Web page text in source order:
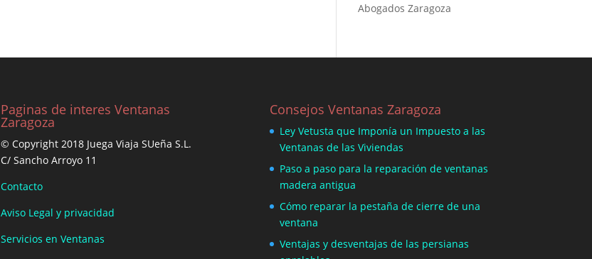
Abogados Zaragoza
Paginas de interes Ventanas
Zaragoza
© Copyright 2018 Juega Viaja SUeña S.L.
C/ Sancho Arroyo 11
Contacto
Aviso Legal y privacidad
Servicios en Ventanas
Consejos Ventanas Zaragoza
Ley Vetusta que Imponía un Impuesto a las
Ventanas de las Viviendas
Paso a paso para la reparación de ventanas
madera antigua
Cómo reparar la pestaña de cierre de una
ventana
Ventajas y desventajas de las persianas